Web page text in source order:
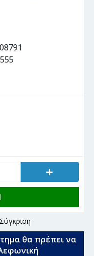
+
Σύγκριση
θα πρέπει να